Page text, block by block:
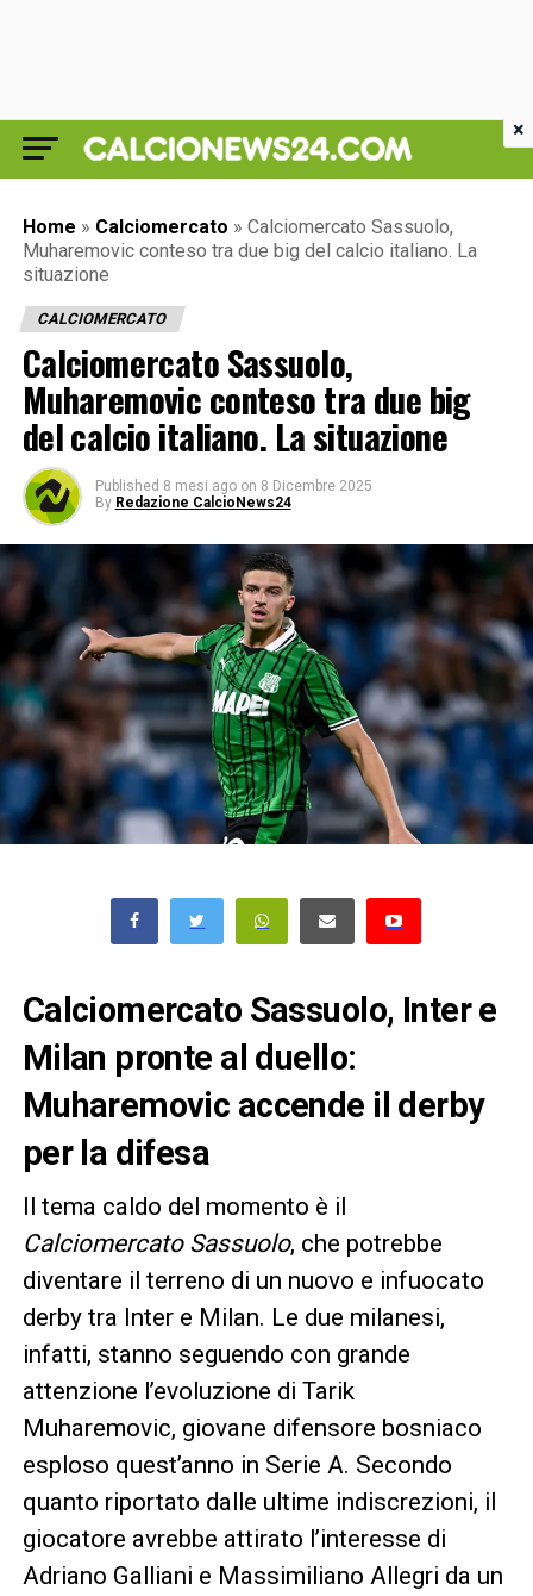
Home » Calciomercato » Calciomercato Sassuolo,
Muharemovic conteso tra due big del calcio italiano. La
situazione
CALCIOMERCATO
Calciomercato Sassuolo,
Muharemovic conteso tra due big
del calcio italiano. La situazione
Published 8 mesi ago on 8 Dicembre 2025
By Redazione CalcioNews24
Calciomercato Sassuolo, Inter e
Milan pronte al duello:
Muharemovic accende il derby
per la difesa
Il tema caldo del momento è il
Calciomercato Sassuolo, che potrebbe
diventare il terreno di un nuovo e infuocato
derby tra Inter e Milan. Le due milanesi,
infatti, stanno seguendo con grande
attenzione l’evoluzione di Tarik
Muharemovic, giovane difensore bosniaco
esploso quest’anno in Serie A. Secondo
quanto riportato dalle ultime indiscrezioni, il
giocatore avrebbe attirato l’interesse di
Adriano Galliani e Massimiliano Allegri da un
×